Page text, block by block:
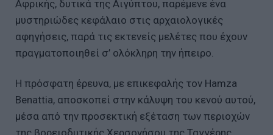
Αφρικής, δυτικά της Αιγύπτου, παρέμενε ένα
μυστηριώδες κεφάλαιο στις αρχαιολογικές
αφηγήσεις, παρά τις εκτενείς μελέτες που έχουν
πραγματοποιηθεί σ’ ολόκληρη την ήπειρο.
Η πρόσφατη έρευνα, με επικεφαλής τον Hamza
Benattia, αποσκοπεί στην κάλυψη του κενού αυτού,
μέσα από την προσεκτική εξέταση των περιοχών
της βορειοδυτικής Χερσονήσου της Ταγγέρης,